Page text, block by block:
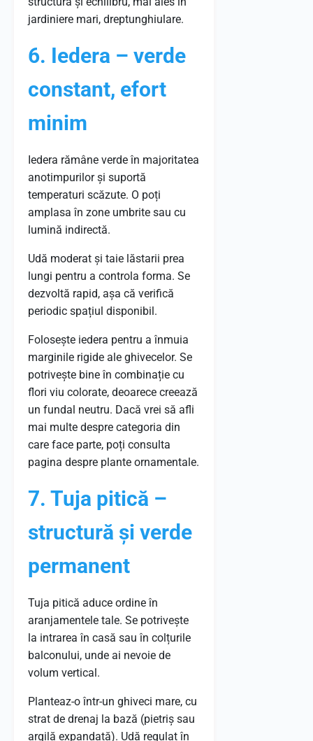
jardiniere mari, dreptunghiulare.
6. Iedera – verde
constant, efort
minim
Iedera rămâne verde în majoritatea
anotimpurilor și suportă
temperaturi scăzute. O poți
amplasa în zone umbrite sau cu
lumină indirectă.
Udă moderat și taie lăstarii prea
lungi pentru a controla forma. Se
dezvoltă rapid, așa că verifică
periodic spațiul disponibil.
Folosește iedera pentru a înmuia
marginile rigide ale ghivecelor. Se
potrivește bine în combinație cu
flori viu colorate, deoarece creează
un fundal neutru. Dacă vrei să afli
mai multe despre categoria din
care face parte, poți consulta
pagina despre plante ornamentale.
7. Tuja pitică –
structură și verde
permanent
Tuja pitică aduce ordine în
aranjamentele tale. Se potrivește
la intrarea în casă sau în colțurile
balconului, unde ai nevoie de
volum vertical.
Planteaz-o într-un ghiveci mare, cu
strat de drenaj la bază (pietriș sau
argilă expandată). Udă regulat în